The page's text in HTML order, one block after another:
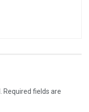
Required fields are